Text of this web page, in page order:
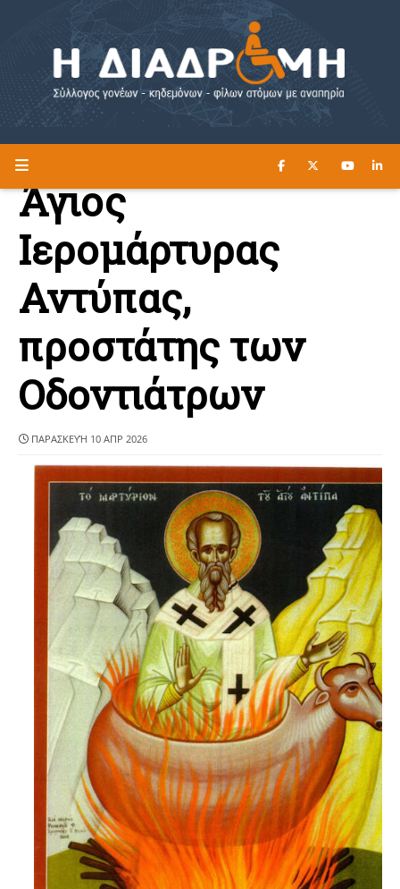
Η ΔΙΑΔΡΟΜΗ ΔΙΑΒΑΣΤΕ ΕΔΩ ►
Άγιος
Ιερομάρτυρας
Αντύπας,
προστάτης των
Οδοντιάτρων
ΠΑΡΑΣΚΕΥΉ 10 ΑΠΡ 2026